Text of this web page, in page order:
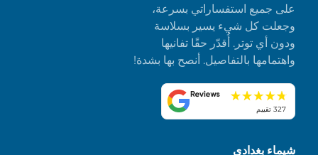
على جميع استفساراتي بسرعة،
وجعلت كل شيء يسير بسلاسة
ودون أي توتر. أُقدّر حقًا تفانيها
واهتمامها بالتفاصيل. أنصح بها بشدة!
327 تقييم
شيماء بغدادي